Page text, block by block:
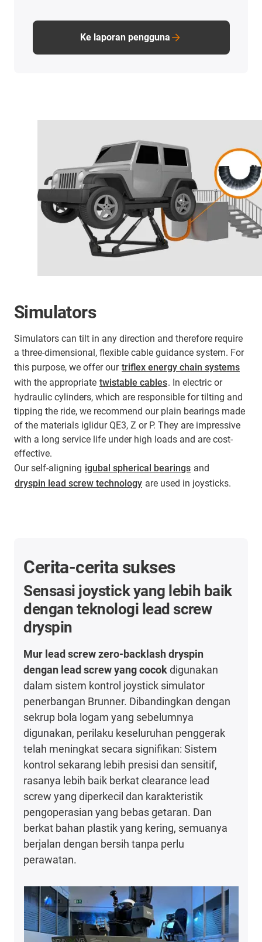
Ke laporan pengguna
Simulators
Simulators can tilt in any direction and therefore require
a three-dimensional, flexible cable guidance system. For
this purpose, we offer our triflex energy chain systems
with the appropriate twistable cables. In electric or
hydraulic cylinders, which are responsible for tilting and
tipping the ride, we recommend our plain bearings made
of the materials iglidur QE3, Z or P. They are impressive
with a long service life under high loads and are cost-
effective.
Our self-aligning igubal spherical bearings and
dryspin lead screw technology are used in joysticks.
Cerita-cerita sukses
Sensasi joystick yang lebih baik
dengan teknologi lead screw
dryspin
Mur lead screw zero-backlash dryspin
dengan lead screw yang cocokdigunakan
dalam sistem kontrol joystick simulator
penerbangan Brunner. Dibandingkan dengan
sekrup bola logam yang sebelumnya
digunakan, perilaku keseluruhan penggerak
telah meningkat secara signifikan: Sistem
kontrol sekarang lebih presisi dan sensitif,
rasanya lebih baik berkat clearance lead
screw yang diperkecil dan karakteristik
pengoperasian yang bebas getaran. Dan
berkat bahan plastik yang kering, semuanya
berjalan dengan bersih tanpa perlu
perawatan.